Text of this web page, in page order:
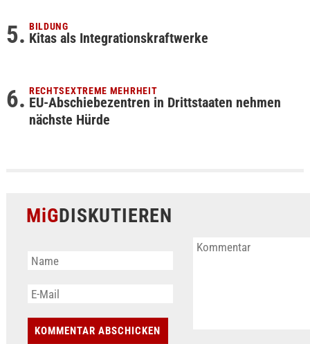
BILDUNG
Kitas als Integrationskraftwerke
RECHTSEXTREME MEHRHEIT
EU-Abschiebezentren in Drittstaaten nehmen
nächste Hürde
MiGDISKUTIEREN